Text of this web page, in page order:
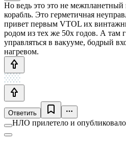
Но ведь это это не
корабль. Это герметичная
привет первым VTOL их
родом из тех же 50х годов. А там
управляться в вакууме, бодрый
нагревом.
Ответить
НЛО прилетело и опубликовало